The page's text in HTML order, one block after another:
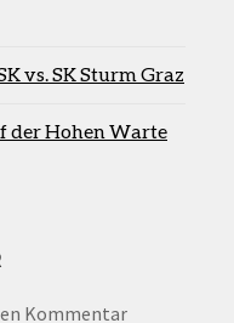
vs. SK Sturm Graz
der Hohen Warte
Kommentar